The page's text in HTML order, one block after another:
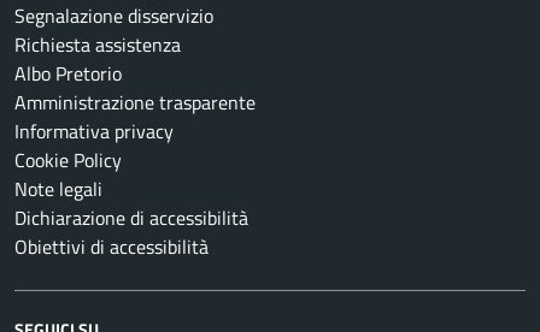
Segnalazione disservizio
Richiesta assistenza
Albo Pretorio
Amministrazione trasparente
Informativa privacy
Cookie Policy
Note legali
Dichiarazione di accessibilità
Obiettivi di accessibilità